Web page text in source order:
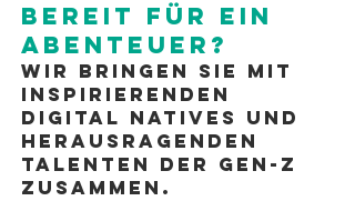
Bereit für Ein
Abenteuer?
Wir bringen sie mit
INSPIRIERENDEN
Digital Natives und
herausragenden
Talenten der GEN-z
zusammen.